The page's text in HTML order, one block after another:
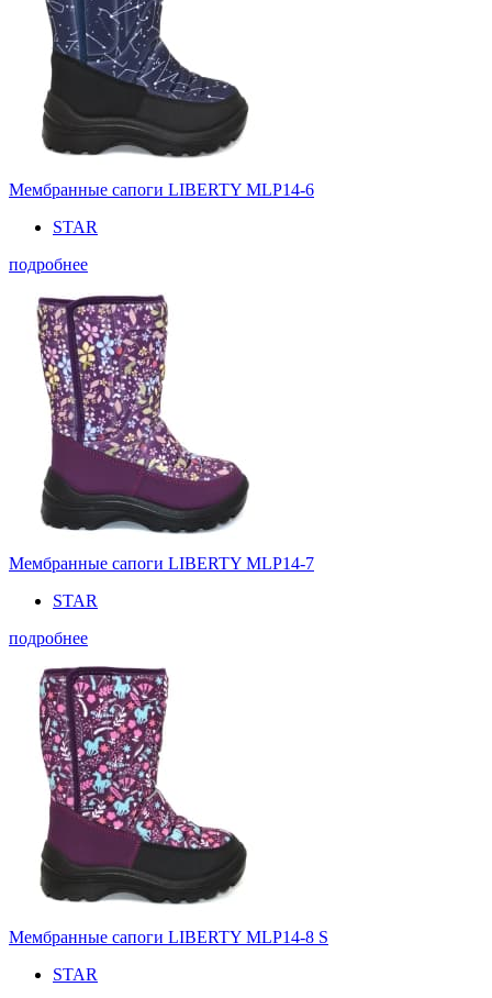
Мембранные сапоги LIBERTY MLP14-6
STAR
подробнее
Мембранные сапоги LIBERTY MLP14-7
STAR
подробнее
Мембранные сапоги LIBERTY MLP14-8 S
STAR